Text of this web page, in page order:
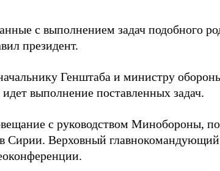
с выполнением задач подобного
президент.
Генштаба и министру
выполнение поставленных задач.
с руководством Минобороны,
Сирии. Верховный